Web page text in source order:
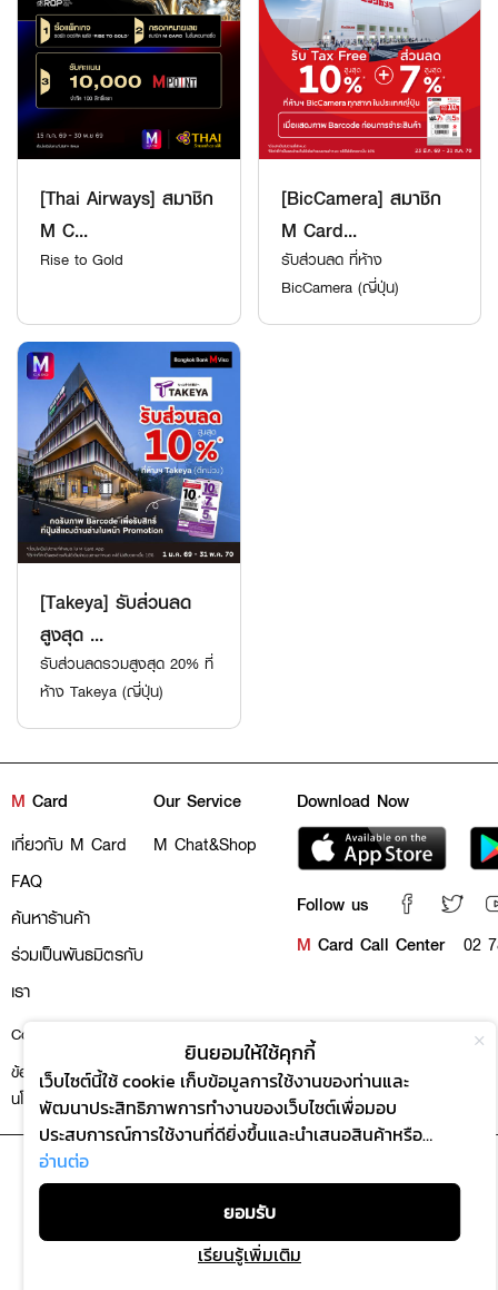
ยินยอมให้ใช้คุกกี้
เว็บไซต์นี้ใช้ cookie เก็บข้อมูลการใช้งานของท่านและ
พัฒนาประสิทธิภาพการทำงานของเว็บไซต์เพื่อมอบ
ประสบการณ์การใช้งานที่ดียิ่งขึ้นและนำเสนอสินค้าหรือ
บริการที่เหมาะสมให้แก่ท่าน หากท่านใช้งานเว็บไซต์นี้ต่อไป
โดยไม่มีการปรับตั้งค่าใดๆ ถือว่าท่านยอมรับตาม“นโยบาย
การใช้งาน cookie” (“Cookie Policy”) ของเรา
อ่านต่อ
ยอมรับ
เรียนรู้เพิ่มเติม
[Thai Airways] สมาชิก
M C...
Rise to Gold
[BicCamera] สมาชิก
M Card...
รับส่วนลด ที่ห้าง
BicCamera (ญี่ปุ่น)
[Takeya] รับส่วนลด
สูงสุด ...
รับส่วนลดรวมสูงสุด 20% ที่
ห้าง Takeya (ญี่ปุ่น)
M Card
เกี่ยวกับ M Card
FAQ
ค้นหาร้านค้า
ร่วมเป็นพันธมิตรกับ
เรา
Our Service
M Chat&Shop
Download Now
Follow us
M Card Call Center 02
Copyright @ 2020 The Mall Group. All rights reserved
ข้อตกลงและเงื่อนไขการให้บริการ
นโยบายความเป็นส่วนตัว
นโยบายคุกกี้